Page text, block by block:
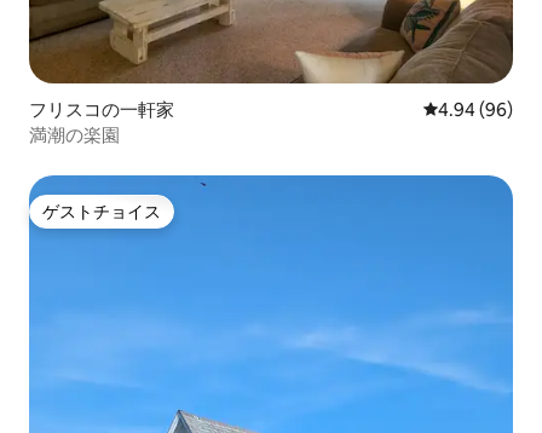
フリスコの一軒家 レビュー96件
4.94 (96)
満潮の楽園
ゲストチョイス
ゲストチョイス